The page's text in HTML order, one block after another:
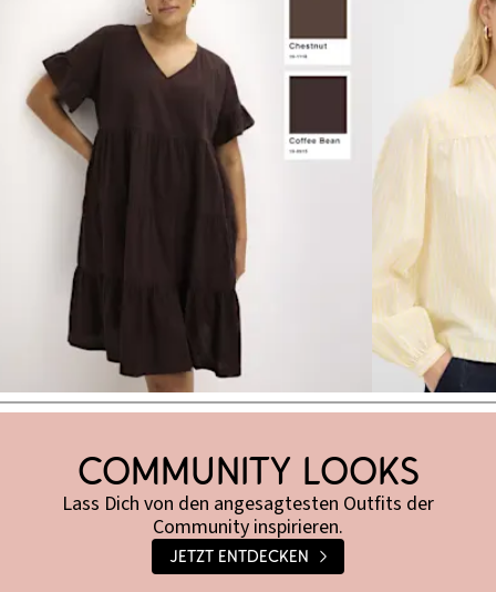
Community Looks
Lass Dich von den angesagtesten Outfits der
Community inspirieren.
Jetzt entdecken